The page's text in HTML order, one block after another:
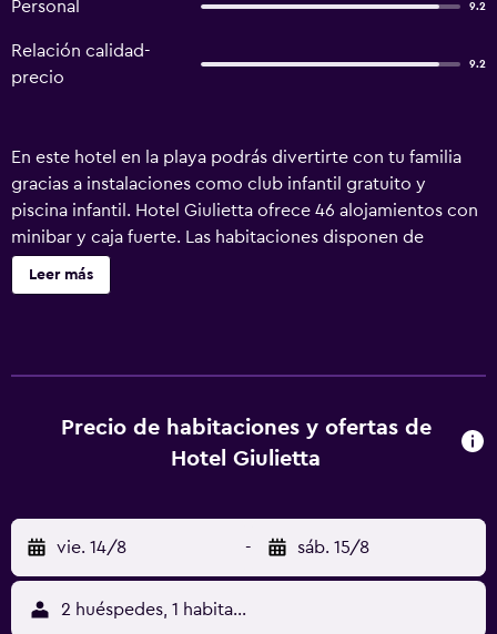
Personal 9.2
Relación calidad-
precio
9.2
En este hotel en la playa podrás divertirte con tu familia
gracias a instalaciones como club infantil gratuito y
piscina infantil. Hotel Giulietta ofrece 46 alojamientos con
minibar y caja fuerte. Las habitaciones disponen de
balcón. Se ofrece una televisión LCD en todas las
habitaciones. Los baños están equipados con ducha, bidé,
en viaje de negocios se incluyen escritorio, periódicos
gratuitos y teléfono. Se ofrece servicio de limpieza todos
esparcimiento que se indican más abajo en las
instalaciones o cerca del alojamiento (es posible que se
aplique un recargo).
Leer más
Precio de habitaciones y ofertas de
Hotel Giulietta
vie. 14/8 - sáb. 15/8
2 huéspedes, 1 habitación